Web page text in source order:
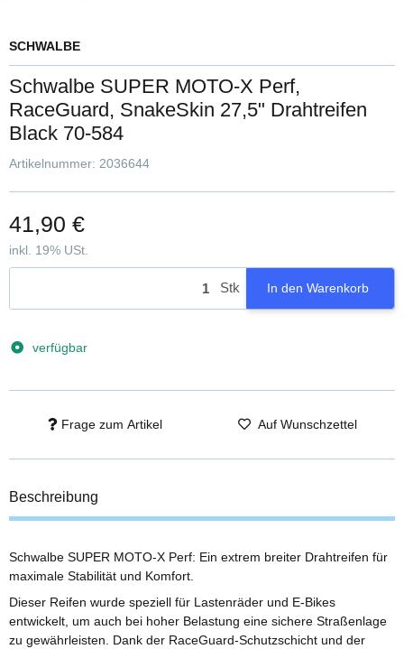
SCHWALBE
Schwalbe SUPER MOTO-X Perf,
RaceGuard, SnakeSkin 27,5" Drahtreifen
Black 70-584
Artikelnummer: 2036644
41,90 €
inkl. 19% USt.
Stk In den Warenkorb
verfügbar
Frage zum Artikel Auf Wunschzettel
Beschreibung
Schwalbe SUPER MOTO-X Perf: Ein extrem breiter Drahtreifen für
maximale Stabilität und Komfort.
Dieser Reifen wurde speziell für Lastenräder und E-Bikes
entwickelt, um auch bei hoher Belastung eine sichere Straßenlage
zu gewährleisten. Dank der RaceGuard-Schutzschicht und der